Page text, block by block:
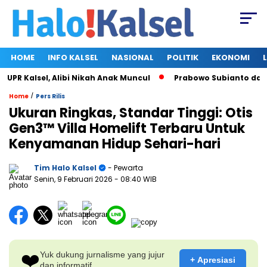
HOME INFO KALSEL NASIONAL POLITIK EKONOMI
Kalsel, Alibi Nikah Anak Muncul Prabowo Subianto dan
Home / Pers Rilis
Ukuran Ringkas, Standar Tinggi: Otis
Gen3™ Villa Homelift Terbaru Untuk
Kenyamanan Hidup Sehari-hari
Tim Halo Kalsel
- Pewarta
Senin, 9 Februari 2026 - 08:40 WIB
❤️Yuk dukung jurnalisme yang jujur
+ Apresiasi